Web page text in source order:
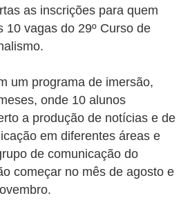
as inscrições para quem
10 vagas do 29º Curso de
um programa de imersão,
onde 10 alunos
a produção de notícias e de
em diferentes áreas e
de comunicação do
começar no mês de agosto e